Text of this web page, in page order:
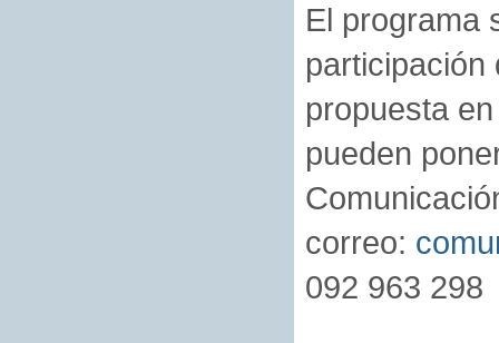
El programa
participación
propuesta
pueden
correo:
092 963 298